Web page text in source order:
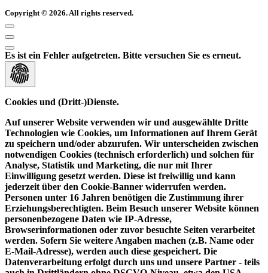
Copyright © 2026. All rights reserved.
Es ist ein Fehler aufgetreten. Bitte versuchen Sie es erneut.
Cookies und (Dritt-)Dienste.
Auf unserer Website verwenden wir und ausgewählte Dritte
Technologien wie Cookies, um Informationen auf Ihrem Gerät
zu speichern und/oder abzurufen. Wir unterscheiden zwischen
notwendigen Cookies (technisch erforderlich) und solchen für
Analyse, Statistik und Marketing, die nur mit Ihrer
Einwilligung gesetzt werden. Diese ist freiwillig und kann
jederzeit über den Cookie-Banner widerrufen werden.
Personen unter 16 Jahren benötigen die Zustimmung ihrer
Erziehungsberechtigten. Beim Besuch unserer Website können
personenbezogene Daten wie IP-Adresse,
Browserinformationen oder zuvor besuchte Seiten verarbeitet
werden. Sofern Sie weitere Angaben machen (z.B. Name oder
E-Mail-Adresse), werden auch diese gespeichert. Die
Datenverarbeitung erfolgt durch uns und unsere Partner - teils